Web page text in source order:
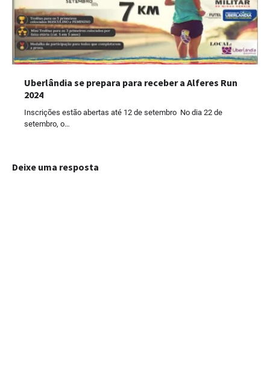
Uberlândia se prepara para receber a Alferes Run
2024
Inscrições estão abertas até 12 de setembro No dia 22 de
setembro, o…
Deixe uma resposta